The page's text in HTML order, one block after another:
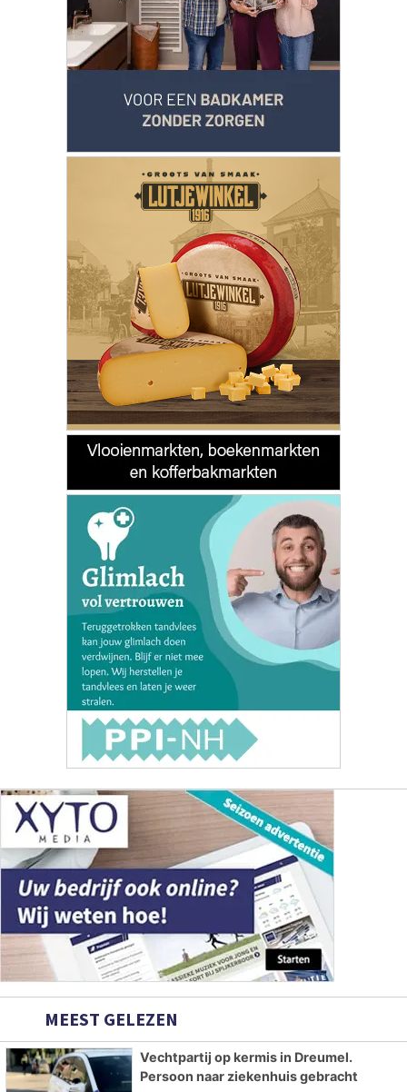
MEEST GELEZEN
Vechtpartij op kermis in Dreumel.
Persoon naar ziekenhuis gebracht